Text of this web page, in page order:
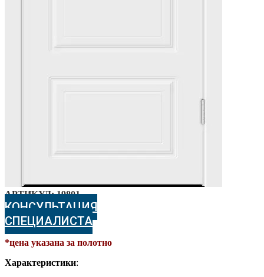
АРТИКУЛ:19801
КОНСУЛЬТАЦИЯ
СПЕЦИАЛИСТА
*цена указана за полотно
Характеристики: